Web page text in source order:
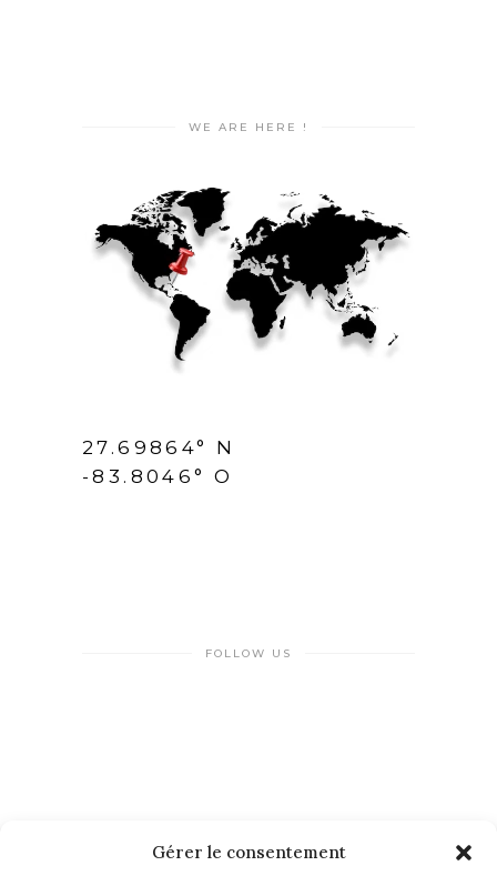
Gérer le consentement
WE ARE HERE !
27.69864° N
-83.8046° O
FOLLOW US